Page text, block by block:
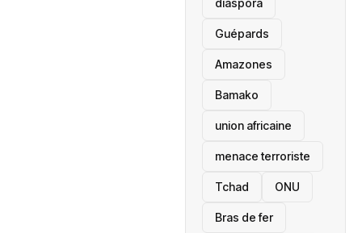
Guépards
Amazones
Bamako
union africaine
menace terroriste
‎Tchad ONU
Bras de fer